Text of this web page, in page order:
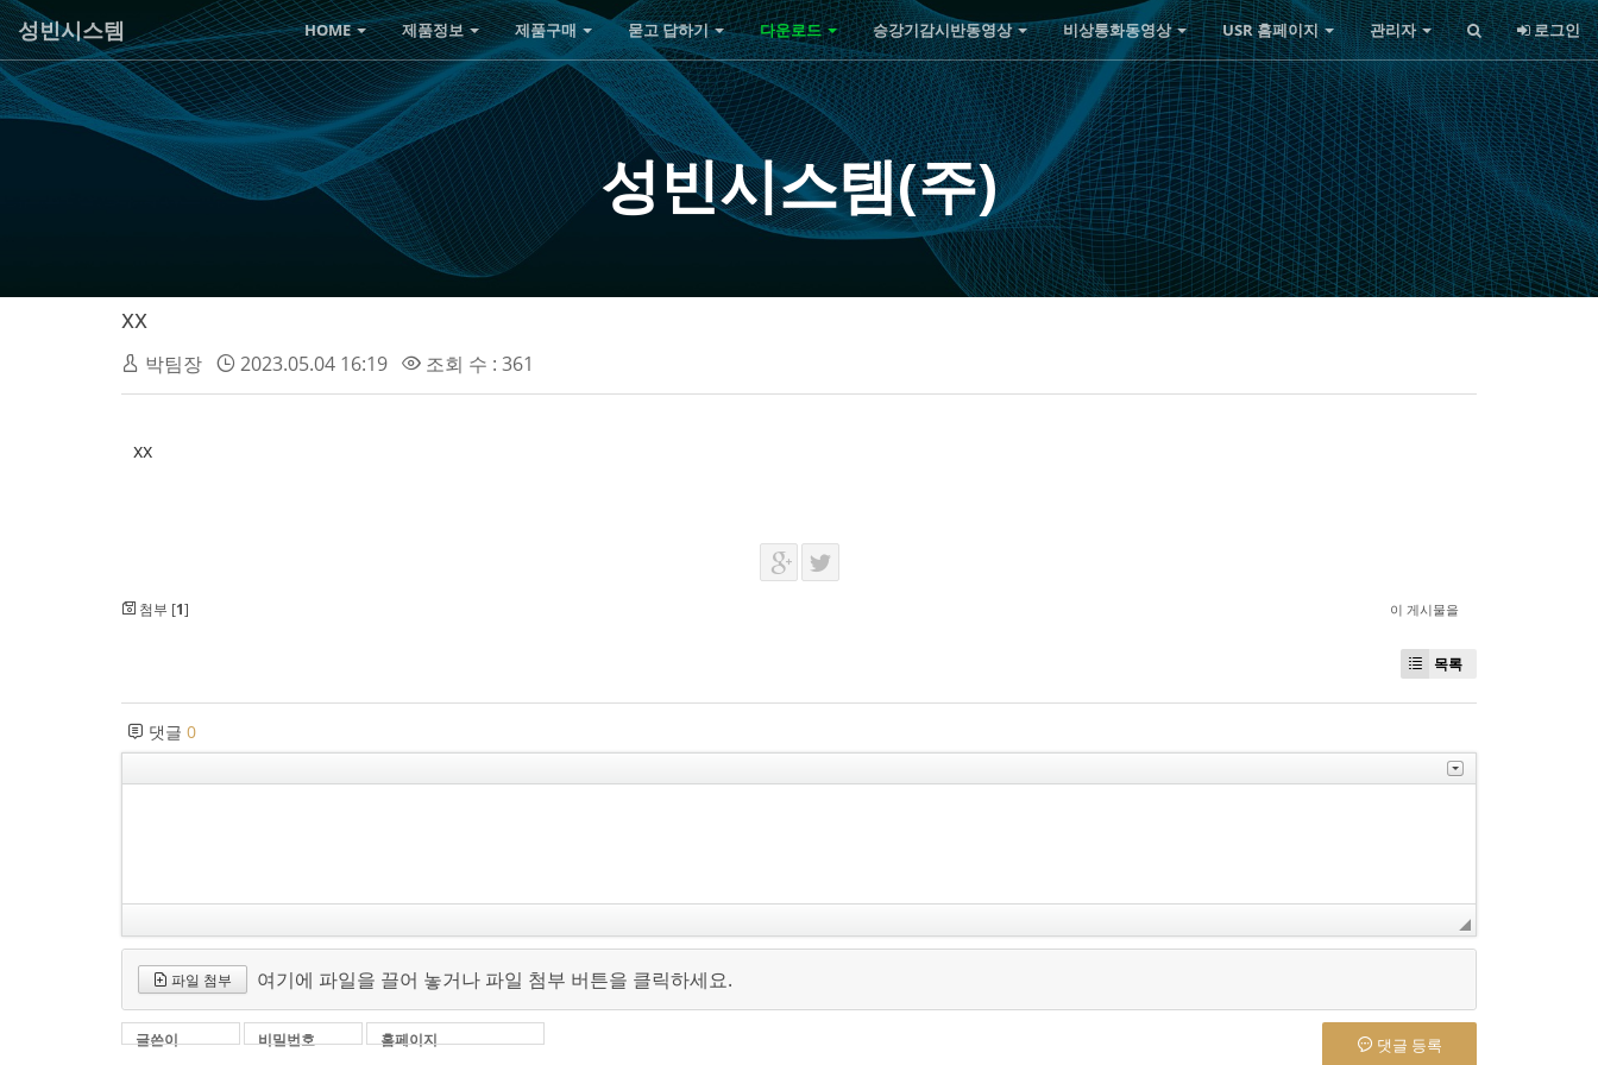
성빈시스템 HOME 제품정보 제품구매 묻고 답하기 다운로드 승강기감시반동영상 비상통화동영상 USR 홈페이지 관리자 로그인
성빈시스템(주)
xx
박팀장 2023.05.04 16:19 조회 수 : 361
xx
첨부 [1] 이 게시물을
목록
댓글 0
파일 첨부 여기에 파일을 끌어 놓거나 파일 첨부 버튼을 클릭하세요.
글쓴이 비밀번호 홈페이지 댓글 등록